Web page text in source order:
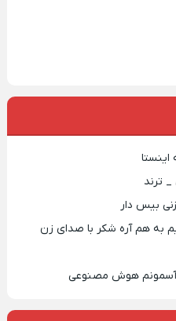
ترند
بیس دار
به هم آره شکر با صدای زن
آسمونم هوش مصنوعی